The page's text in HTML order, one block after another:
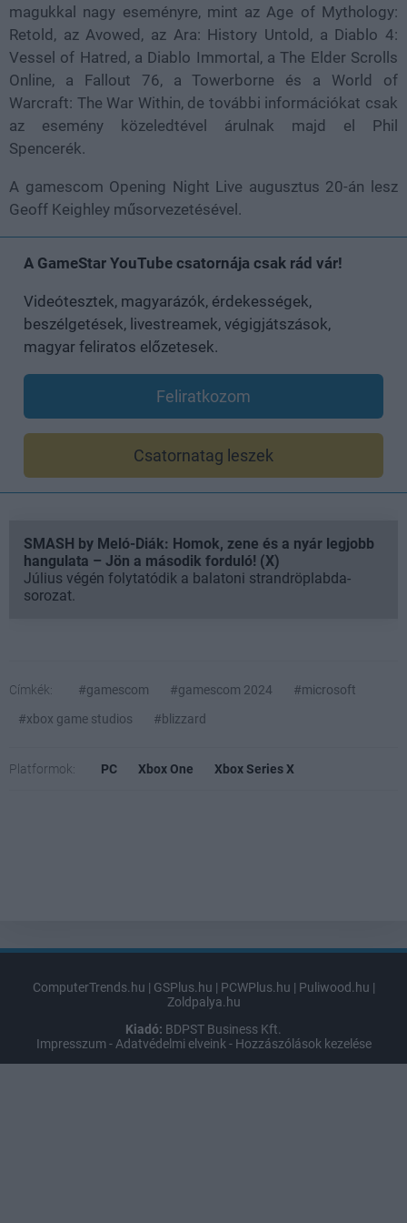
magukkal nagy eseményre, mint az Age of Mythology:
Retold, az Avowed, az Ara: History Untold, a Diablo 4:
Vessel of Hatred, a Diablo Immortal, a The Elder Scrolls
Online, a Fallout 76, a Towerborne és a World of
Warcraft: The War Within, de további információkat csak
az esemény közeledtével árulnak majd el Phil
Spencerék.
A gamescom Opening Night Live augusztus 20-án lesz
Geoff Keighley műsorvezetésével.
A GameStar YouTube csatornája csak rád vár!
Videótesztek, magyarázók, érdekességek,
beszélgetések, livestreamek, végigjátszások,
magyar feliratos előzetesek.
Feliratkozom
Csatornatag leszek
SMASH by Meló-Diák: Homok, zene és a nyár legjobb
hangulata – Jön a második forduló! (X)
Július végén folytatódik a balatoni strandröplabda-
sorozat.
Címkék: #gamescom #gamescom 2024
#microsoft
#xbox game studios
#blizzard
Platformok: PC Xbox One Xbox Series X
ComputerTrends.hu | GSPlus.hu | PCWPlus.hu | Puliwood.hu |
Zoldpalya.hu
Kiadó: BDPST Business Kft.
Impresszum - Adatvédelmi elveink - Hozzászólások kezelése